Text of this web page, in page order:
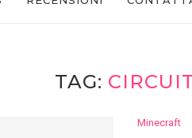
TAG:
Minecraft